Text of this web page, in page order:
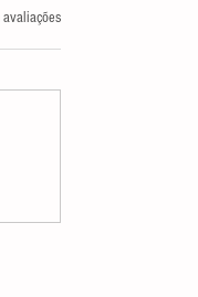
avaliações